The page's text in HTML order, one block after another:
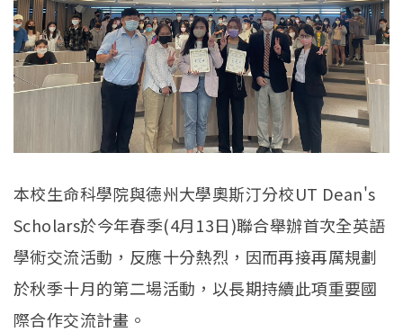
本校生命科學院與德州大學奧斯汀分校UT Dean's
Scholars於今年春季(4月13日)聯合舉辦首次全英語
學術交流活動，反應十分熱烈，因而再接再厲規劃
於秋季十月的第二場活動，以長期持續此項重要國
際合作交流計畫。